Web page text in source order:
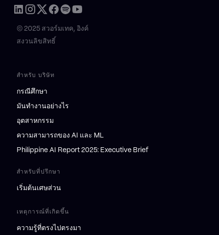
© 2025 สวอร์มเทค, อิงค์
สงวนลิขสิทธิ์
สำหรับ บริษัท
กรณีศึกษา
มันทำงานอย่างไร
อุตสาหกรรม
ความสามารถของ AI และ ML
Philippine AI Report 2025: Executive Brief
สำหรับที่ปรึกษา
เริ่มต้นเศษส่วน
เหตุการณ์ที่เกิดขึ้น
ความรู้ที่ตรงไปตรงมา